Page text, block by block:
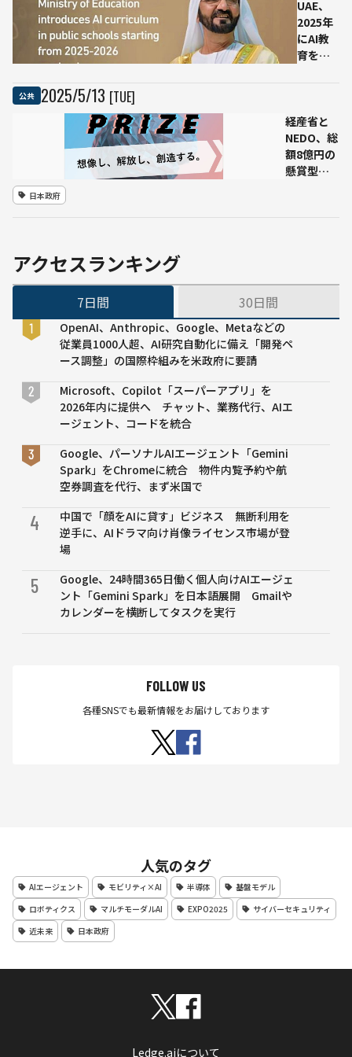
「チー
ムみら
い」
ューチェー
ン全体をカ
バーする統
合型オペレ
を設立 サ
ウジのAI国
家戦略を本
格始動
UAE、
2025年
にAI教
育を全
へ ― 国
家戦略
と連動
し幼稚
公共 2025/5/13 [TUE]
経産省と
NEDO、総
額8億円の
懸賞型事
するプロ
日本政府
アクセスランキング
7日間 30日間
OpenAI、Anthropic、Google、Metaなどの
従業員1000人超、AI研究自動化に備え「開発ペ
ース調整」の国際枠組みを米政府に要請
Microsoft、Copilot「スーパーアプリ」を
2026年内に提供へ チャット、業務代行、AIエ
ージェント、コードを統合
Google、パーソナルAIエージェント「Gemini
Spark」をChromeに統合 物件内覧予約や航
空券調査を代行、まず米国で
4
中国で「顔をAIに貸す」ビジネス 無断利用を
逆手に、AIドラマ向け肖像ライセンス市場が登
場
5
Google、24時間365日働く個人向けAIエージェ
ント「Gemini Spark」を日本語展開 Gmailや
カレンダーを横断してタスクを実行
FOLLOW US
各種SNSでも最新情報をお届けしております
人気のタグ
AIエージェント モビリティ×AI 半導体
基盤モデル
ロボティクス
マルチモーダルAI EXPO2025
サイバーセキュリティ
近未来
日本政府
Ledge.aiについて